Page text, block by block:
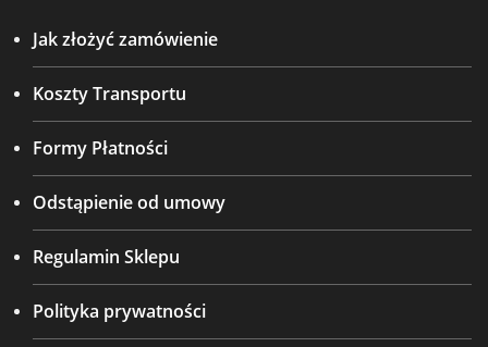
Jak złożyć zamówienie
Koszty Transportu
Formy Płatności
Odstąpienie od umowy
Regulamin Sklepu
Polityka prywatności